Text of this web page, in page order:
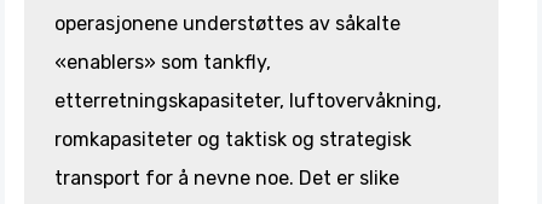
operasjonene understøttes av såkalte
«enablers» som tankfly,
etterretningskapasiteter, luftovervåkning,
romkapasiteter og taktisk og strategisk
transport for å nevne noe. Det er slike